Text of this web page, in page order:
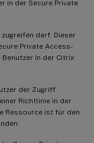
in der Secure Private
zugreifen darf. Dieser
Private Access-
in der Citrix
der Zugriff
Richtlinie in der
Ressource ist für den